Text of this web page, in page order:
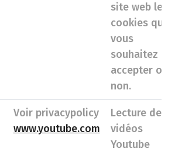
site web les
cookies que
vous
souhaitez
accepter ou
non.
Voir privacypolicy
www.youtube.com
Lecture de
vidéos
Youtube